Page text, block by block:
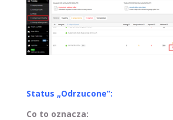
Status „Odrzucone”:
Co to oznacza: